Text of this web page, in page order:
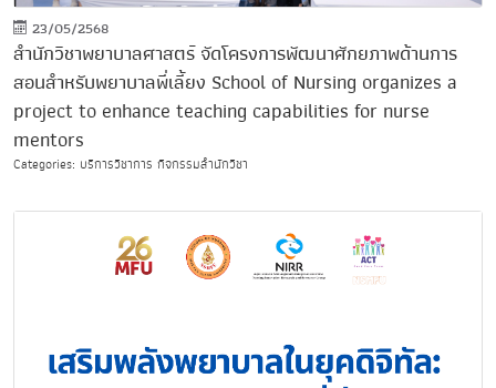
23/05/2568
สำนักวิชาพยาบาลศาสตร์ จัดโครงการพัฒนาศักยภาพด้านการ
สอนสำหรับพยาบาลพี่เลี้ยง School of Nursing organizes a
project to enhance teaching capabilities for nurse
mentors
Categories: บริการวิชาการ กิจกรรมสำนักวิชา